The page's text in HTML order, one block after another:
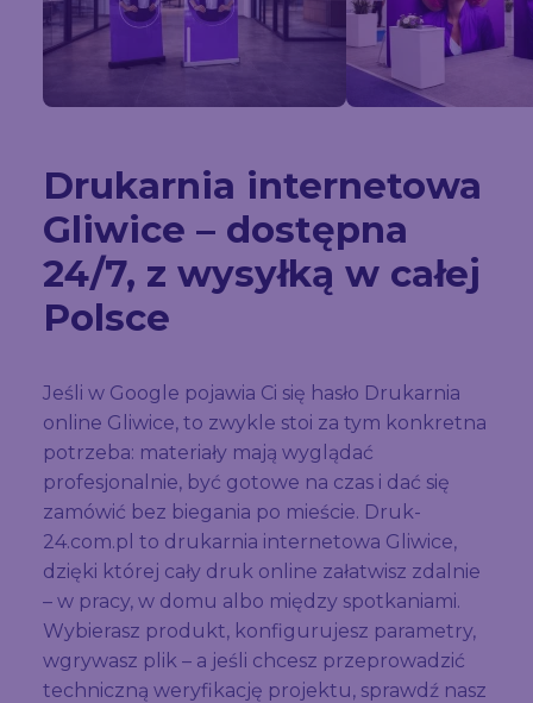
Drukarnia internetowa
Gliwice – dostępna
24/7, z wysyłką w całej
Polsce
Jeśli w Google pojawia Ci się hasło Drukarnia
online Gliwice, to zwykle stoi za tym konkretna
potrzeba: materiały mają wyglądać
profesjonalnie, być gotowe na czas i dać się
zamówić bez biegania po mieście. Druk-
24.com.pl to drukarnia internetowa Gliwice,
dzięki której cały druk online załatwisz zdalnie
– w pracy, w domu albo między spotkaniami.
Wybierasz produkt, konfigurujesz parametry,
wgrywasz plik – a jeśli chcesz przeprowadzić
techniczną weryfikację projektu, sprawdź nasz